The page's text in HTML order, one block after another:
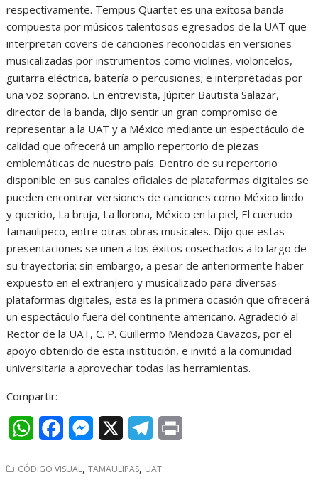
respectivamente. Tempus Quartet es una exitosa banda
compuesta por músicos talentosos egresados de la UAT que
interpretan covers de canciones reconocidas en versiones
musicalizadas por instrumentos como violines, violoncelos,
guitarra eléctrica, batería o percusiones; e interpretadas por
una voz soprano. En entrevista, Júpiter Bautista Salazar,
director de la banda, dijo sentir un gran compromiso de
representar a la UAT y a México mediante un espectáculo de
calidad que ofrecerá un amplio repertorio de piezas
emblemáticas de nuestro país. Dentro de su repertorio
disponible en sus canales oficiales de plataformas digitales se
pueden encontrar versiones de canciones como México lindo
y querido, La bruja, La llorona, México en la piel, El cuerudo
tamaulipeco, entre otras obras musicales. Dijo que estas
presentaciones se unen a los éxitos cosechados a lo largo de
su trayectoria; sin embargo, a pesar de anteriormente haber
expuesto en el extranjero y musicalizado para diversas
plataformas digitales, esta es la primera ocasión que ofrecerá
un espectáculo fuera del continente americano. Agradeció al
Rector de la UAT, C. P. Guillermo Mendoza Cavazos, por el
apoyo obtenido de esta institución, e invitó a la comunidad
universitaria a aprovechar todas las herramientas.
Compartir:
W
a
c
M
s
l
CÓDIGO VISUAL,TAMAULIPAS, UAT